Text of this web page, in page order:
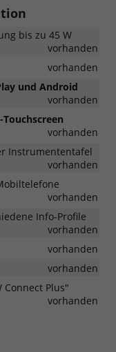
bis zu 45 W
vorhanden
vorhanden
und Android
vorhanden
Touchscreen
vorhanden
Instrumententafel
vorhanden
vorhanden
Info-Profile
vorhanden
vorhanden
vorhanden
Connect Plus"
vorhanden